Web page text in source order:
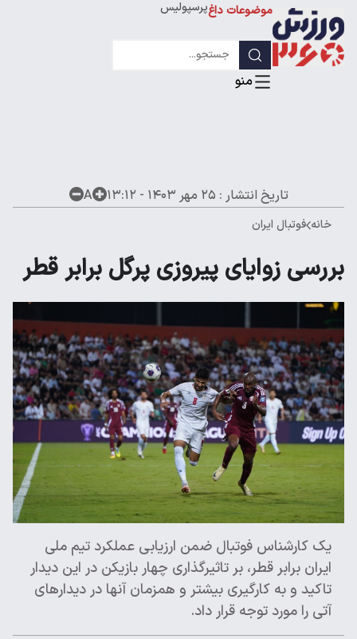
موضوعات داغپرسپولیس
لیگ قهرمانان
تاریخ انتشار : ۲۵ مهر ۱۴۰۳ - ۱۳:۱۲ A
خانه فوتبال ایران
بررسی زوایای پیروزی پرگل برابر قطر
یک کارشناس فوتبال ضمن ارزیابی عملکرد تیم ملی
ایران برابر قطر، بر تاثیرگذاری چهار بازیکن در این دیدار
تاکید و به کارگیری بیشتر و همزمان آنها در دیدارهای
آتی را مورد توجه قرار داد.